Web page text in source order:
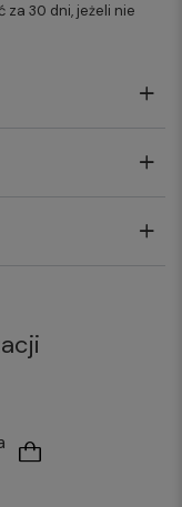
za 30 dni, jeżeli nie